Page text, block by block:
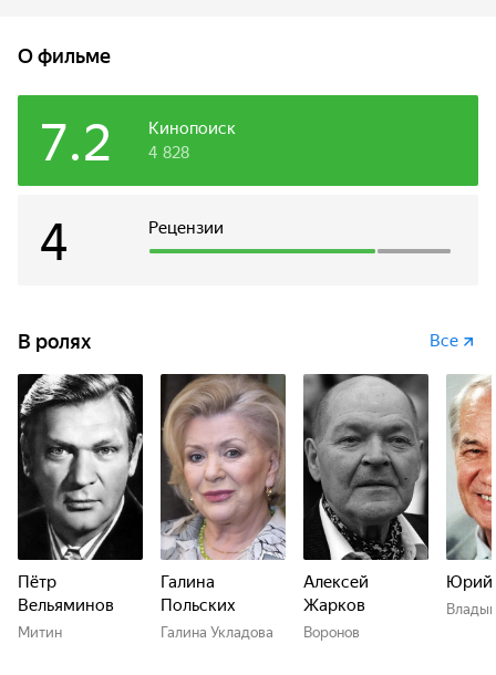
сознается. Люди, знавшие его, убеждают, что на такое
преступление парень не способен. Укладова, однако,
узнает таксиста на очной ставке…
О фильме
Кинопоиск
7.2 4 828
Рецензии
4
В ролях Все
Пётр
Вельяминов
Митин
Галина
Польских
Галина Укладова
Алексей
Жарков
Воронов
Юрий